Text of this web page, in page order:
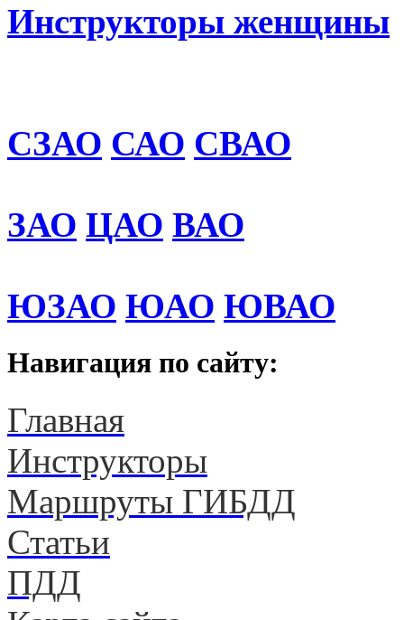
Инструкторы женщины
СЗАО САО СВАО
ЗАО ЦАО ВАО
ЮЗАО ЮАО ЮВАО
Навигация по сайту:
Главная
Инструкторы
Маршруты ГИБДД
Статьи
ПДД